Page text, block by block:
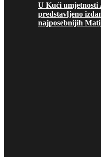
U Kući umjetnosti
predstavljeno
najposebnijih